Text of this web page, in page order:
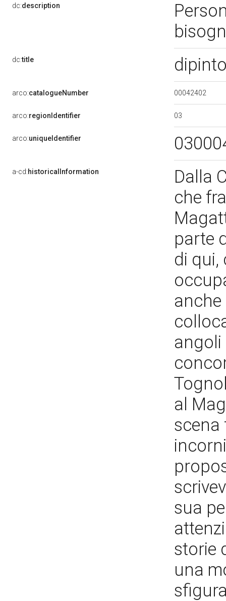
dc:description
dc:title
arco:catalogueNumber 00042402
arco:regionIdentifier 03
arco:uniqueIdentifier
a-cd:historicalInformation
Dalla
che
parte
di qui,
angoli
al
scena
sua
storie
una